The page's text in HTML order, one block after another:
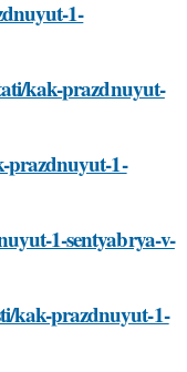
1-
kak-prazdnuyut-
prazdnuyut-1-
1-sentyabrya-v-
kak-prazdnuyut-1-